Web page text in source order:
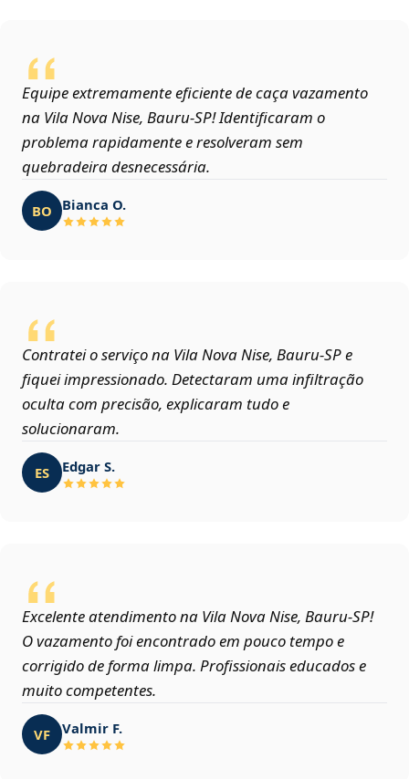
Equipe extremamente eficiente de caça vazamento
na Vila Nova Nise, Bauru‑SP! Identificaram o
problema rapidamente e resolveram sem
quebradeira desnecessária.
BO Bianca O.
Contratei o serviço na Vila Nova Nise, Bauru‑SP e
fiquei impressionado. Detectaram uma infiltração
oculta com precisão, explicaram tudo e
solucionaram.
ES Edgar S.
Excelente atendimento na Vila Nova Nise, Bauru‑SP!
O vazamento foi encontrado em pouco tempo e
corrigido de forma limpa. Profissionais educados e
muito competentes.
VF Valmir F.